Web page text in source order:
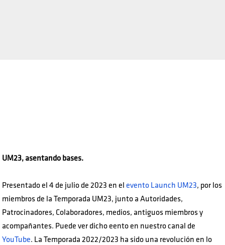
UM23, asentando bases.
Presentado el 4 de julio de 2023 en elevento Launch UM23, por los
miembros de la Temporada UM23, junto a Autoridades,
Patrocinadores, Colaboradores, medios, antiguos miembros y
acompañantes. Puede ver dicho eento en nuestro canal de
YouTube. La Temporada 2022/2023 ha sido una revolución en lo